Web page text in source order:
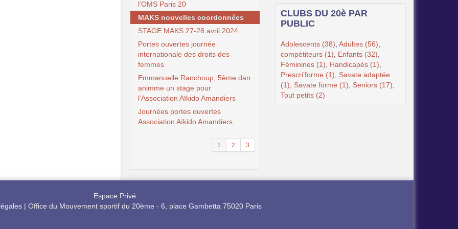
l’OMS Paris 20
MAKS nouvelles coordonnées
STAGE MAKS 27-28 avril 2024
Portes ouvertes journée
internationale des droits des
femmes
Emmanuelle Ranchoup, 5ème dan
animme un stage pour
l’Association Aïkido Amandiers
Journées portes ouvertes
Association Aïkido Amandiers
1 2 3
CLUBS DU 20è PAR
PUBLIC
Adolescents (38) Adultes (56)
compétiteurs (1)
Enfants (32)
Féminines (1)
Handicapés (1)
Prescri’forme (1)
Savate adaptée
(1)
Savate forme (1) Seniors (17)
Tout petits (2)
Espace Privé
| Office du Mouvement sportif du 20ème - 6, place Gambetta 75020 Paris